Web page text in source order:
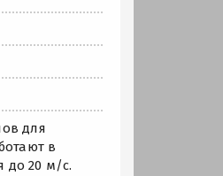
для
в
до 20 м/с.